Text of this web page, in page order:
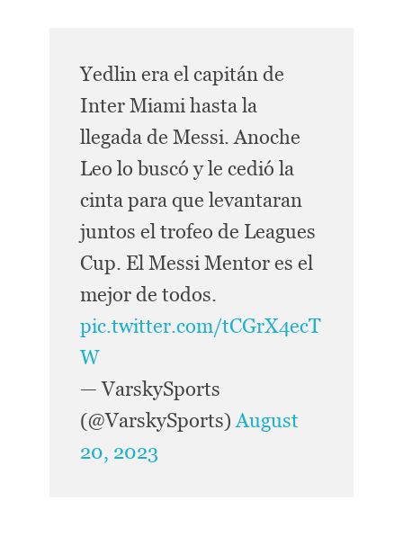
Yedlin era el capitán de
Inter Miami hasta la
llegada de Messi. Anoche
Leo lo buscó y le cedió la
cinta para que levantaran
juntos el trofeo de Leagues
Cup. El Messi Mentor es el
mejor de todos.
pic.twitter.com/tCGrX4ecT
W
— VarskySports
(@VarskySports)August
20, 2023